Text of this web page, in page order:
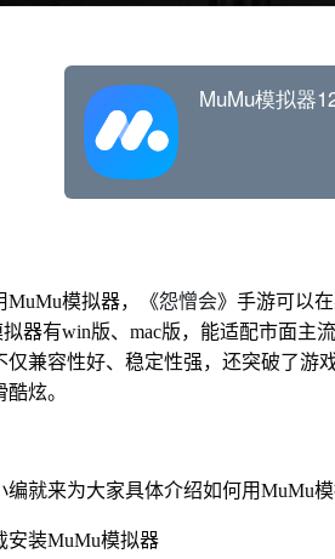
MuMu模拟器，《怨憎会》手游可以
器有win版、mac版，能适配市面主
仅兼容性好、稳定性强，还突破了游
炫。
编就来为大家具体介绍如何用MuMu
安装MuMu模拟器